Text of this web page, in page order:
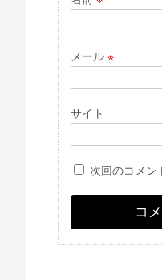
メール ※
サイト
次回のコメン